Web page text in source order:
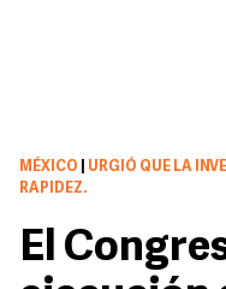
MÉXICO
URGIÓ QUE LA
RAPIDEZ.
El